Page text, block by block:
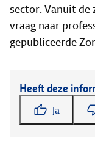
sector. Vanuit de
vraag naar
gepubliceerde
Heeft deze
Ja